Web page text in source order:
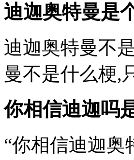
迪迦奥特曼是
迪迦奥特曼不
曼不是什么梗,
你相信迪迦吗
“你相信迪迦奥